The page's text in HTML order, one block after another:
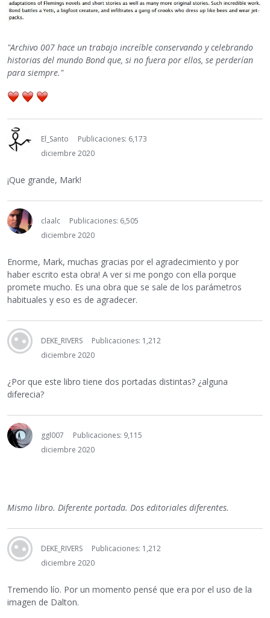
"Archivo 007 hace un trabajo increíble conservando y celebrando
historias del mundo Bond que, si no fuera por ellos, se perderían
para siempre."
El_Santo
Publicaciones: 6,173
diciembre 2020
¡Que grande, Mark!
claalc
Publicaciones: 6,505
diciembre 2020
Enorme, Mark, muchas gracias por el agradecimiento y por
haber escrito esta obra! A ver si me pongo con ella porque
promete mucho. Es una obra que se sale de los parámetros
habituales y eso es de agradecer.
DEKE_RIVERS
Publicaciones: 1,212
diciembre 2020
¿Por que este libro tiene dos portadas distintas? ¿alguna
diferecia?
ggl007
Publicaciones: 9,115
diciembre 2020
Mismo libro. Diferente portada. Dos editoriales diferentes.
DEKE_RIVERS
Publicaciones: 1,212
diciembre 2020
Tremendo lío. Por un momento pensé que era por el uso de la
imagen de Dalton.